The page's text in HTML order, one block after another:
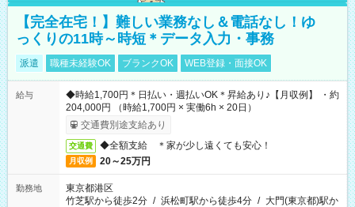
【完全在宅！】難しい業務なし＆電話なし！ゆ
っくりの11時～時短＊データ入力・事務
派遣 職種未経験OK ブランクOK WEB登録・面接OK
給与
◆時給1,700円＊日払い・週払いOK＊昇給あり♪【月収例】 ・約
204,000円 （時給1,700円 × 実働6h × 20日）
交通費別途支給あり
交通費 ◆全額支給 ＊家が少し遠くても安心！
月収例 20～25万円
勤務地
東京都港区
竹芝駅から徒歩2分 / 浜松町駅から徒歩4分 / 大門(東京都)駅か